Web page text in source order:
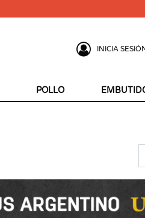
INICIA
POLLO